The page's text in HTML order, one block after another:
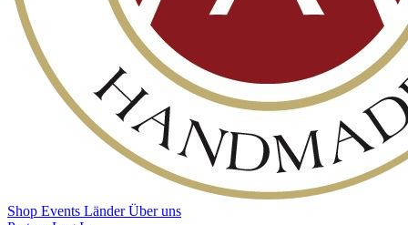
Shop Events LänderÜber uns